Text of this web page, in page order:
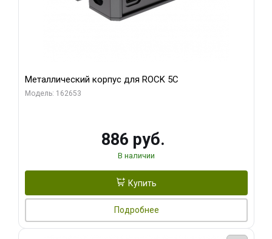
Металлический корпус для ROCK 5C
Модель: 162653
886 руб.
В наличии
Купить
Подробнее